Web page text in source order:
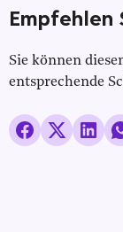
Empfehlen
Sie können
entsprechende